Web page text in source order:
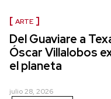
ARTE
Del Guaviare a
Óscar Villalobos
el planeta
julio 28, 2026